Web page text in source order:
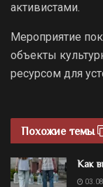
активистами.
Мероприятие
объекты
ресурсом для
Похожие темы
Как